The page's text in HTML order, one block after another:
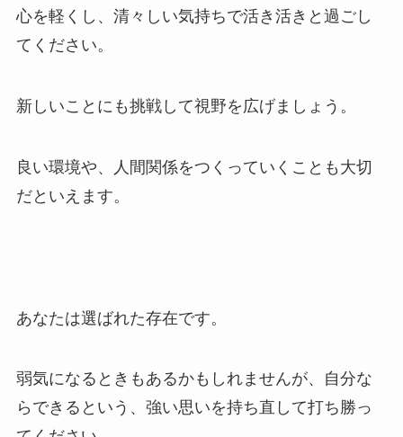
心を軽くし、清々しい気持ちで活き活きと過ごし
てください。
新しいことにも挑戦して視野を広げましょう。
良い環境や、人間関係をつくっていくことも大切
だといえます。
あなたは選ばれた存在です。
弱気になるときもあるかもしれませんが、自分な
らできるという、強い思いを持ち直して打ち勝っ